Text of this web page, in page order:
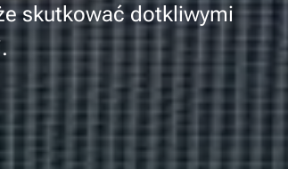
skutkować dotkliwymi